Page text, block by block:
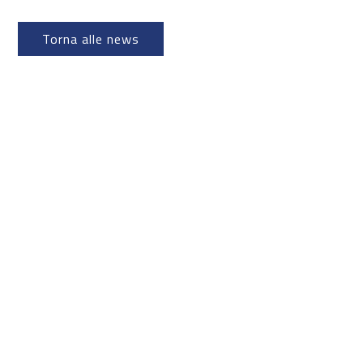
Torna alle news